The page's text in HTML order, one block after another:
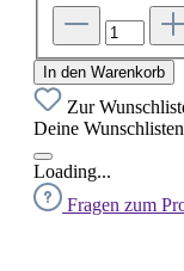
In den Warenkorb
Zur
Deine Wunschlisten
Loading...
Fragen zum